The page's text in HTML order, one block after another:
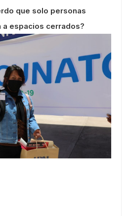
que solo personas
a espacios cerrados?